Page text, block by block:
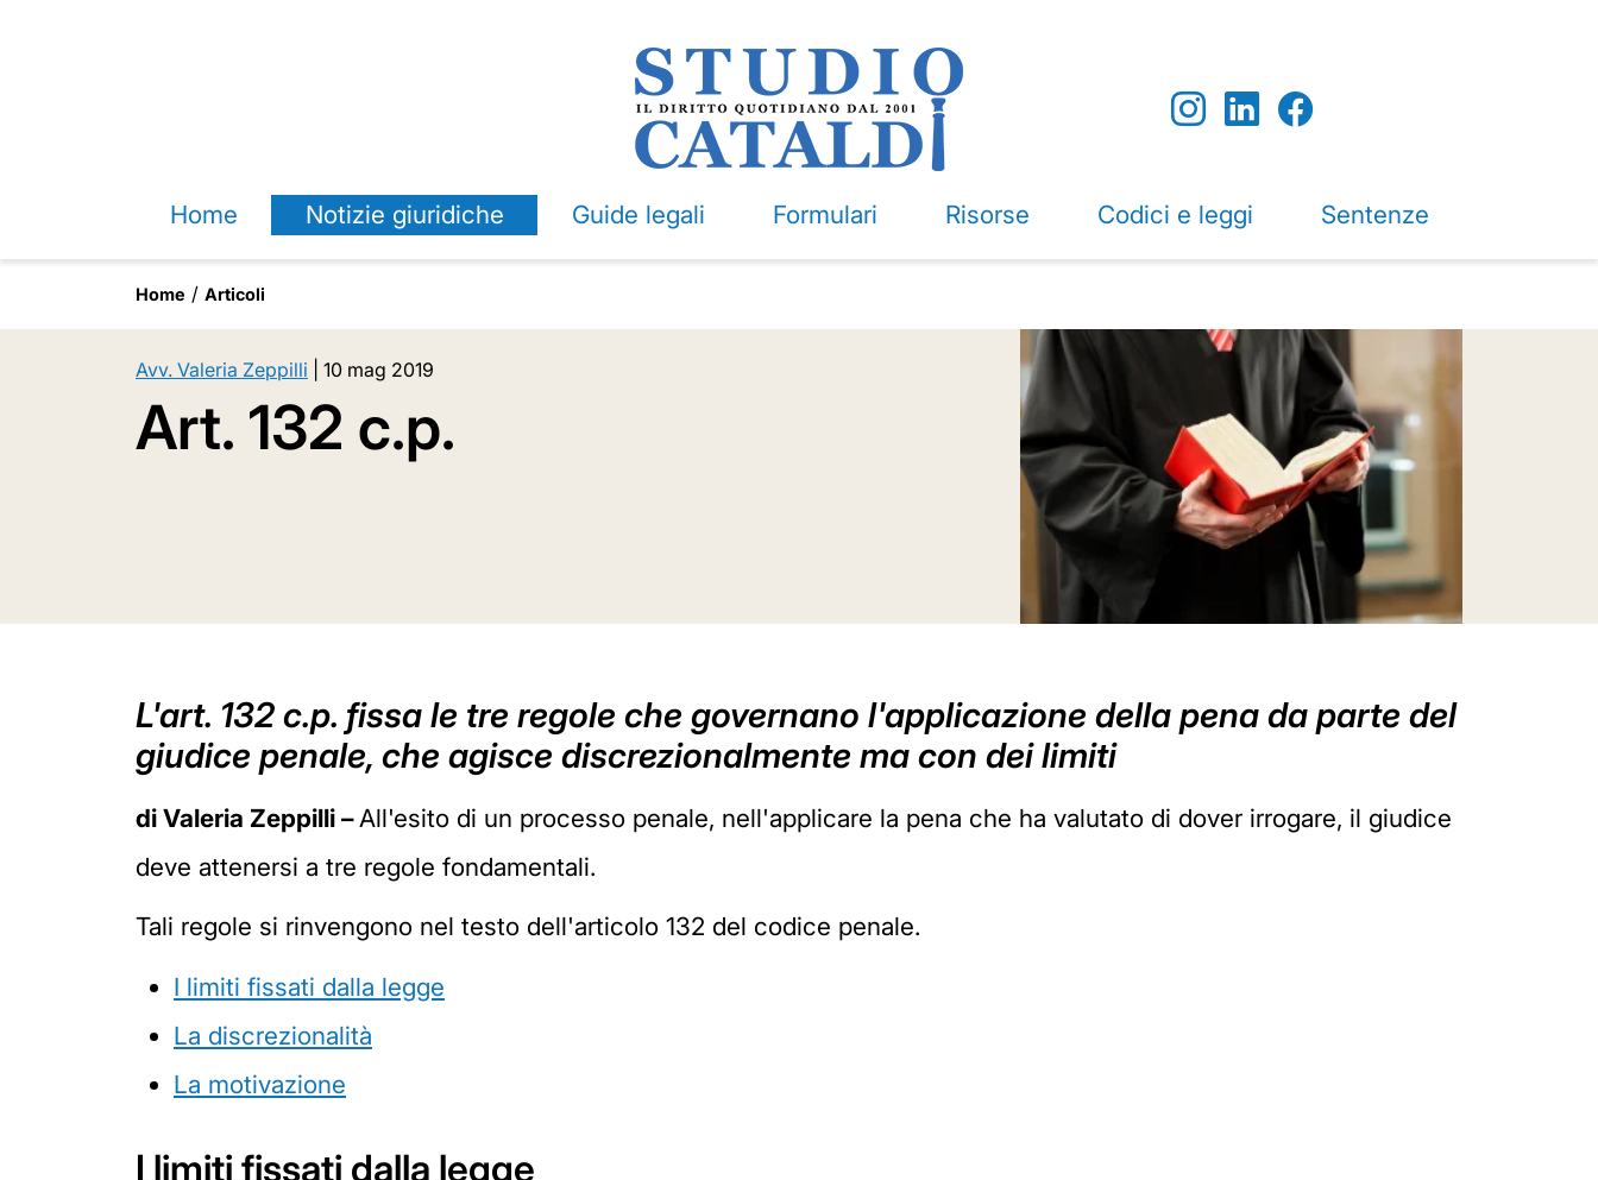
Home Notizie giuridiche Guide legali Formulari Risorse Codici e leggi Sentenze
Home Articoli
Avv. Valeria Zeppilli 10 mag 2019
Art. 132 c.p.
L'art. 132 c.p. fissa le tre regole che governano l'applicazione della pena da parte del
giudice penale, che agisce discrezionalmente ma con dei limiti
di Valeria Zeppilli – All'esito di un processo penale, nell'applicare la pena che ha valutato di dover irrogare, il giudice
deve attenersi a tre regole fondamentali.
Tali regole si rinvengono nel testo dell'articolo 132 del codice penale.
I limiti fissati dalla legge
La discrezionalità
La motivazione
I limiti fissati dalla legge